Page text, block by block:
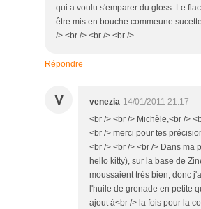
qui a voulu s'emparer du gloss. Le
être mis en bouche commeune
/> <br /> <br /> <br />
Répondre
V venezia 14/01/2011 21:17
<br /> <br /> Michèle,<br />
<br /> merci pour tes
<br /> <br /> <br /> Dans ma
hello kitty), sur la base de
moussaient très bien; donc
l'huile de grenade en petite
ajout à<br /> la fois pour la